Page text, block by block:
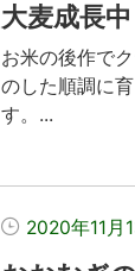
大麦成長中
お米の後作で
のした順調に
す。...
2020年11月